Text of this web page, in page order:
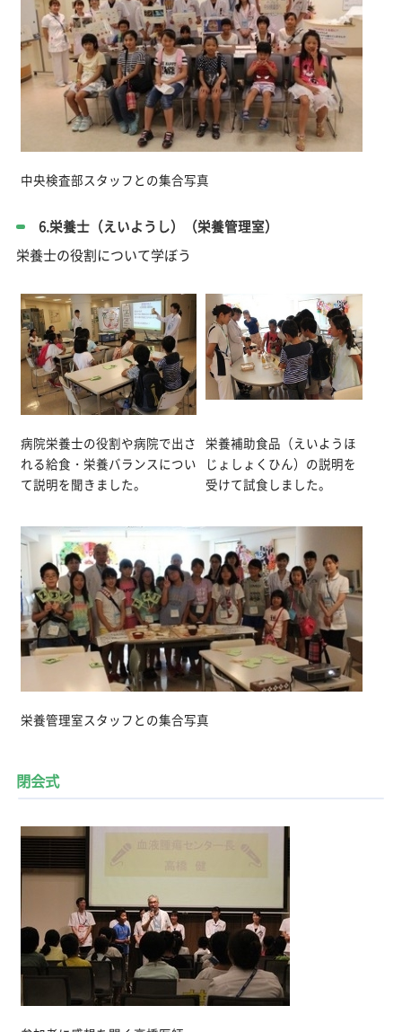
中央検査部スタッフとの集合写真
6.栄養士（えいようし）（栄養管理室）
栄養士の役割について学ぼう
病院栄養士の役割や病院で出さ
れる給食・栄養バランスについ
て説明を聞きました。
栄養補助食品（えいようほ
じょしょくひん）の説明を
受けて試食しました。
栄養管理室スタッフとの集合写真
閉会式